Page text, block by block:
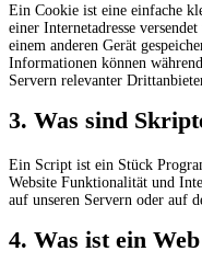
Ein Cookie ist eine einfache
einer Internetadresse
einem anderen Gerät
Informationen können
Servern relevanter
3. Was sind
Ein Script ist ein Stück
Website Funktionalität und
auf unseren Servern oder auf
4. Was ist ein